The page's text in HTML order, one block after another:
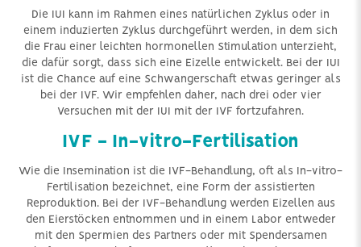
Die IUI kann im Rahmen eines natürlichen Zyklus oder in
einem induzierten Zyklus durchgeführt werden, in dem sich
die Frau einer leichten hormonellen Stimulation unterzieht,
die dafür sorgt, dass sich eine Eizelle entwickelt. Bei der IUI
ist die Chance auf eine Schwangerschaft etwas geringer als
bei der IVF. Wir empfehlen daher, nach drei oder vier
Versuchen mit der IUI mit der IVF fortzufahren.
IVF - In-vitro-Fertilisation
Wie die Insemination ist die IVF-Behandlung, oft als In-vitro-
Fertilisation bezeichnet, eine Form der assistierten
Reproduktion. Bei der IVF-Behandlung werden Eizellen aus
den Eierstöcken entnommen und in einem Labor entweder
mit den Spermien des Partners oder mit Spendersamen